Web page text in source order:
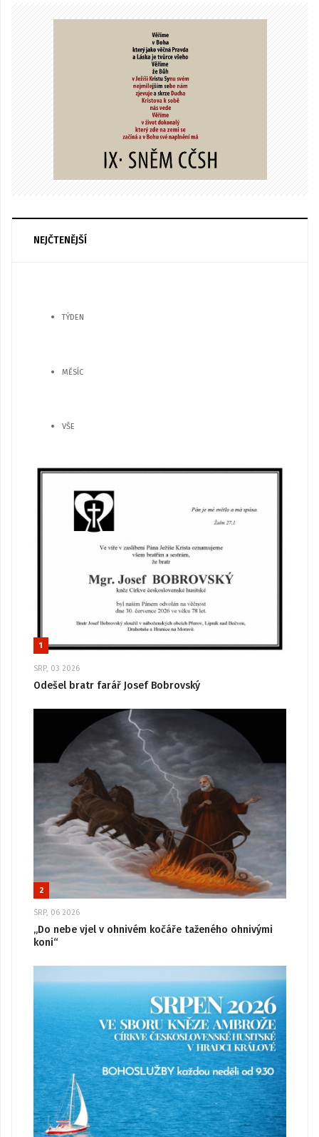
NEJČTENĚJŠÍ
TÝDEN
MĚSÍC
VŠE
1
SRP, 03 2026
Odešel bratr farář Josef Bobrovský
2
SRP, 06 2026
„Do nebe vjel v ohnivém kočáře taženého ohnivými
koni“